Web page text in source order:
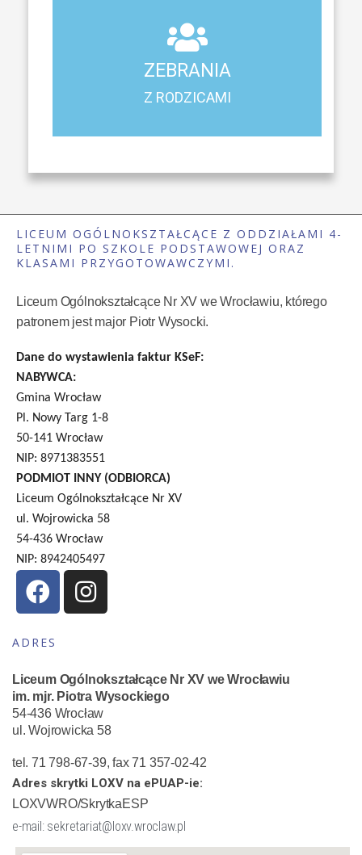
ZEBRANIA
Z RODZICAMI
Z RODZICAMI
Harmonogram spotkań i konsultacji z rodzicami
LICEUM OGÓLNOKSZTAŁCĄCE Z ODDZIAŁAMI 4-
LETNIMI PO SZKOLE PODSTAWOWEJ ORAZ
KLASAMI PRZYGOTOWAWCZYMI.
Liceum Ogólnokształcące Nr XV we Wrocławiu, którego
patronem jest major Piotr Wysocki.
Dane do wystawienia faktur KSeF:
NABYWCA:
Gmina Wrocław
Pl. Nowy Targ 1-8
50-141 Wrocław
NIP: 8971383551
PODMIOT INNY (ODBIORCA)
Liceum Ogólnokształcące Nr XV
ul. Wojrowicka 58
54-436 Wrocław
NIP: 8942405497
ADRES
Liceum Ogólnokształcące Nr XV we Wrocławiu
im. mjr. Piotra Wysockiego
54-436 Wrocław
ul. Wojrowicka 58
tel. 71 798-67-39, fax 71 357-02-42
Adres skrytki LOXV na ePUAP-ie:
LOXVWRO/SkrytkaESP
e-mail: sekretariat@loxv.wroclaw.pl